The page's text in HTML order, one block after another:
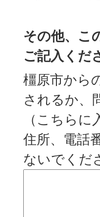
その他、こ
ご記入くだ
橿原市から
されるか、
（こちら
住所、電話
ないでくだ